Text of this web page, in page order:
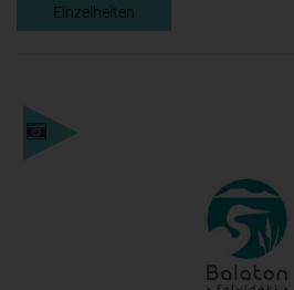
Einzelheiten
Einzelheiten